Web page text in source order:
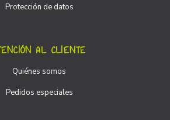
Protección de datos
AL CLIENTE
Quiénes somos
Pedidos especiales